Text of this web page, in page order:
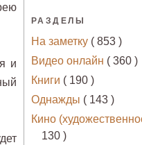
и
РАЗДЕЛЫ
На заметку ( 853 )
Видео онлайн ( 360 )
Книги ( 190 )
Однажды ( 143 )
Кино
130 )